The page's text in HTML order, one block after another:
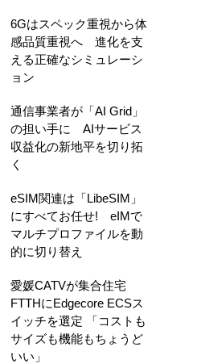
6Gはスペック重視から体
感品質重視へ 進化を支
える正確なシミュレーシ
ョン
通信事業者が「AI Grid」
の担い手に AIサービス
収益化の新地平を切り拓
く
eSIM関連は「LibeSIM」
にすべてお任せ! eIMで
マルチプロファイルを動
的に切り替え
愛媛CATVが集合住宅
FTTHにEdgecore ECSス
イッチを選定 「コストも
サイズも機能もちょうど
いい」